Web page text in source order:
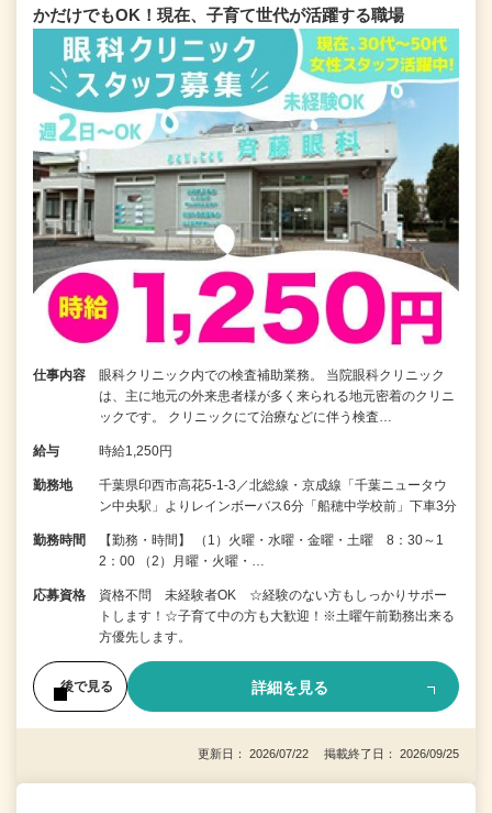
かだけでもOK！現在、子育て世代が活躍する職場
仕事内容
眼科クリニック内での検査補助業務。 当院眼科クリニック
は、主に地元の外来患者様が多く来られる地元密着のクリニ
ックです。 クリニックにて治療などに伴う検査…
給与 時給1,250円
勤務地
千葉県印西市高花5-1-3／北総線・京成線「千葉ニュータウ
ン中央駅」よりレインボーバス6分「船穂中学校前」下車3分
勤務時間
【勤務・時間】 （1）火曜・水曜・金曜・土曜 8：30～1
2：00 （2）月曜・火曜・…
応募資格
資格不問 未経験者OK ☆経験のない方もしっかりサポー
トします！☆子育て中の方も大歓迎！※土曜午前勤務出来る
方優先します。
後で見る 詳細を見る
更新日： 2026/07/22 掲載終了日： 2026/09/25